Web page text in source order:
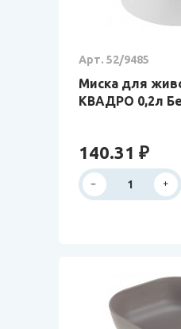
Арт. 52/9485
Миска для
КВАДРО 0,2л
140.31 ₽